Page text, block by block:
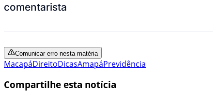
comentarista
Comunicar erro nesta matéria
MacapáDireitoDicasAmapáPrevidência
Compartilhe esta notícia